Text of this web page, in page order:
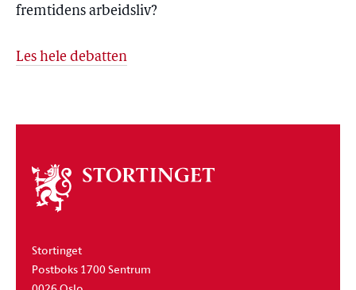
fremtidens arbeidsliv?
Les hele debatten
Om
stortinget
Stortinget
Postboks 1700 Sentrum